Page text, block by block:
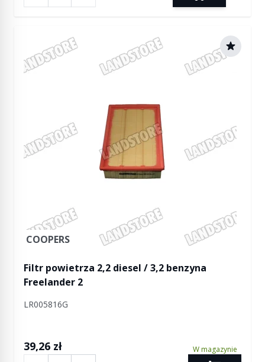
COOPERS
Filtr powietrza 2,2 diesel / 3,2 benzyna
Freelander 2
LR005816G
39,26 zł W magazynie